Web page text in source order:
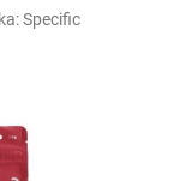
Specific